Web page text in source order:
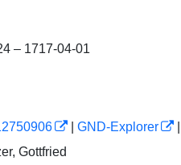
– 1717-04-01
GND-Explorer
Gottfried